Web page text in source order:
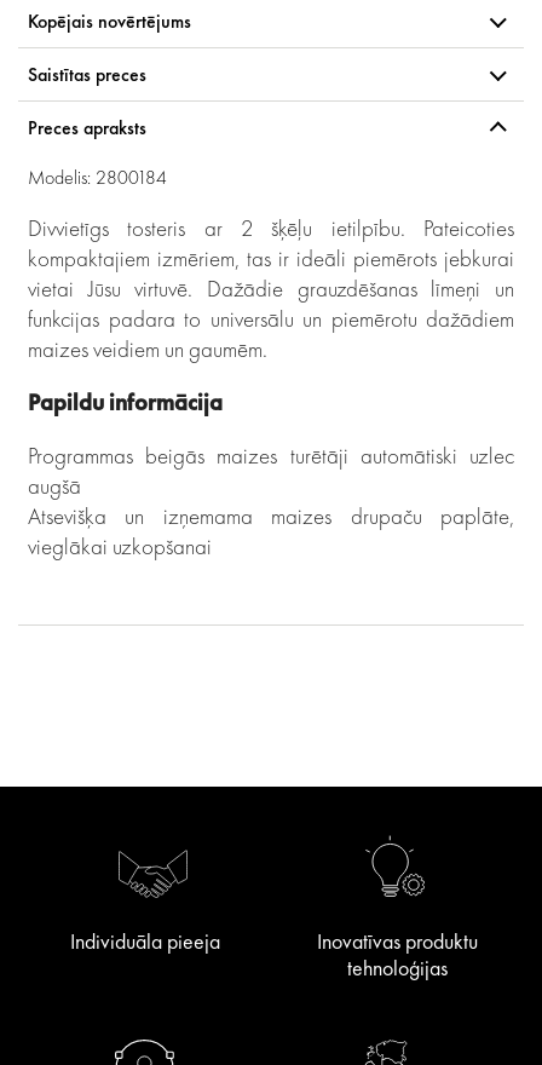
Kopējais novērtējums
Saistītas preces
Preces apraksts
Modelis: 2800184
Divvietīgs tosteris ar 2 šķēļu ietilpību. Pateicoties
kompaktajiem izmēriem, tas ir ideāli piemērots jebkurai
vietai Jūsu virtuvē. Dažādie grauzdēšanas līmeņi un
funkcijas padara to universālu un piemērotu dažādiem
maizes veidiem un gaumēm.
Papildu informācija
Programmas beigās maizes turētāji automātiski uzlec
augšā
Atsevišķa un izņemama maizes drupaču paplāte,
vieglākai uzkopšanai
Individuāla pieeja
Inovatīvas produktu
tehnoloģijas